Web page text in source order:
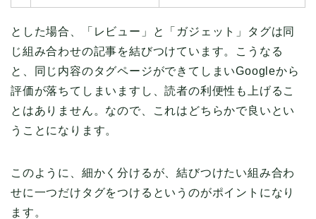
とした場合、「レビュー」と「ガジェット」タグは同
じ組み合わせの記事を結びつけています。こうなる
と、同じ内容のタグページができてしまいGoogleから
評価が落ちてしまいますし、読者の利便性も上げるこ
とはありません。なので、これはどちらかで良いとい
うことになります。
このように、細かく分けるが、結びつけたい組み合わ
せに一つだけタグをつけるというのがポイントになり
ます。